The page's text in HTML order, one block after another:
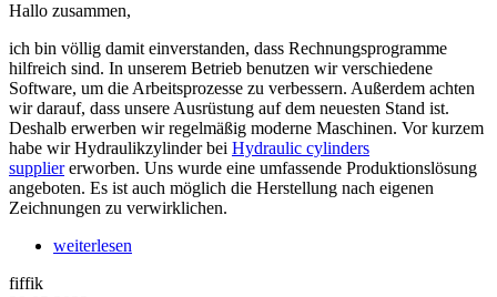
Hallo zusammen,
ich bin völlig damit einverstanden, dass Rechnungsprogramme
hilfreich sind. In unserem Betrieb benutzen wir verschiedene
Software, um die Arbeitsprozesse zu verbessern. Außerdem achten
wir darauf, dass unsere Ausrüstung auf dem neuesten Stand ist.
Deshalb erwerben wir regelmäßig moderne Maschinen. Vor kurzem
habe wir Hydraulikzylinder bei Hydraulic cylinders
suppliererworben. Uns wurde eine umfassende Produktionslösung
angeboten. Es ist auch möglich die Herstellung nach eigenen
Zeichnungen zu verwirklichen.
weiterlesen
fiffik